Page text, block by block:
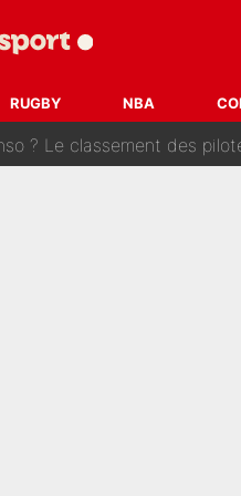
RUGBY NBA
: Un arbitre français
c'est au tour de son
des pilotes les mieux